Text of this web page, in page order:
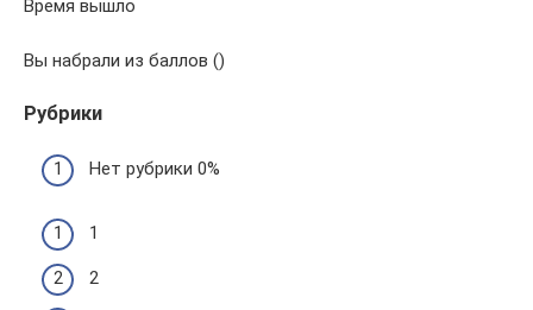
Время вышло
Вы набрали из баллов ()
Рубрики
Нет рубрики 0%
1
2